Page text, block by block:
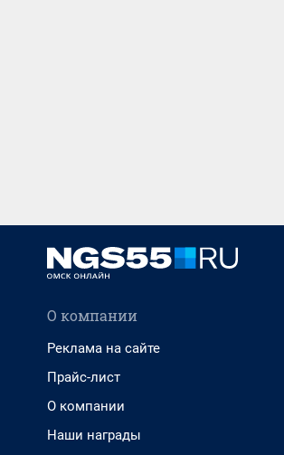
О компании
Реклама на сайте
Прайс-лист
О компании
Наши награды